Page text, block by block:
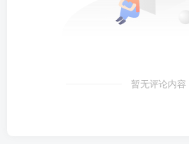
暂无评论内容